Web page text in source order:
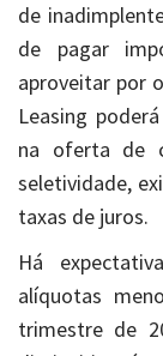
de
de pagar
aproveitar por
Leasing
na oferta de
seletividade,
taxas de juros.
Há
alíquotas
trimestre de